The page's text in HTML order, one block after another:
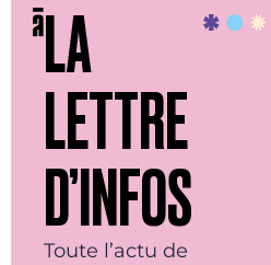
LA
LETTRE
D’INFOS
Toute l’actu de